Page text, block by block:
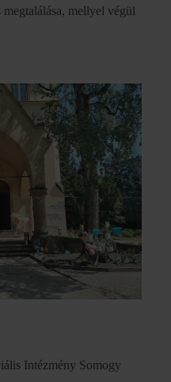
mellyel végül
Intézmény Somogy